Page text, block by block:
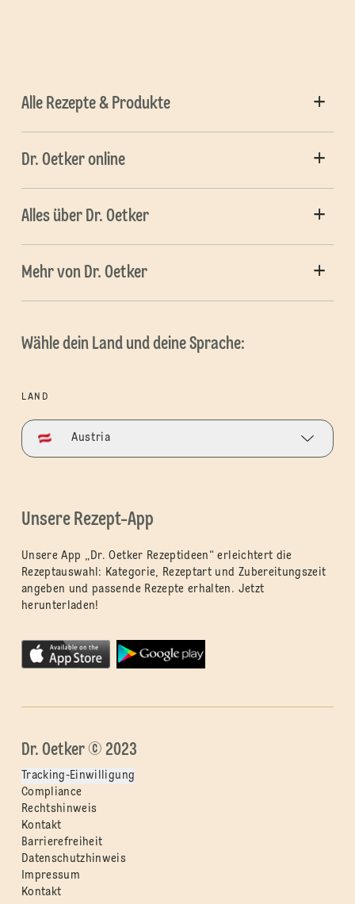
Alle Rezepte & Produkte
Dr. Oetker online
Alles über Dr. Oetker
Mehr von Dr. Oetker
Wähle dein Land und deine Sprache:
LAND
Austria
Unsere Rezept-App
Unsere App „Dr. Oetker Rezeptideen“ erleichtert die
Rezeptauswahl: Kategorie, Rezeptart und Zubereitungszeit
angeben und passende Rezepte erhalten. Jetzt
herunterladen!
Dr. Oetker © 2023
Tracking-Einwilligung
Compliance
Rechtshinweis
Kontakt
Barrierefreiheit
Datenschutzhinweis
Impressum
Kontakt